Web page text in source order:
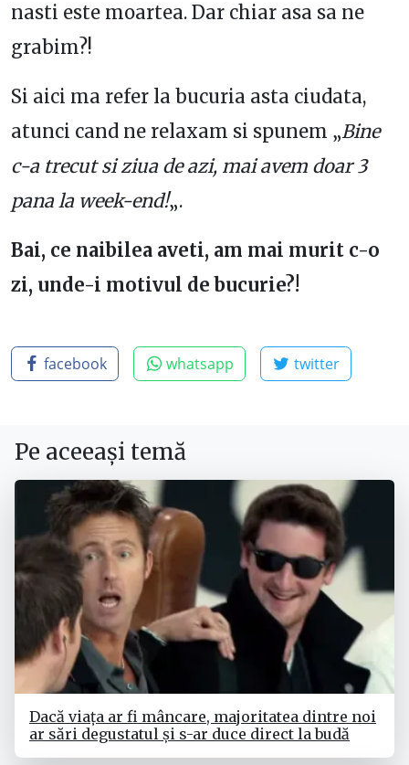
nasti este moartea. Dar chiar asa sa ne
grabim?!
Si aici ma refer la bucuria asta ciudata,
atunci cand ne relaxam si spunem „Bine
c-a trecut si ziua de azi, mai avem doar 3
pana la week-end!„.
Bai, ce naibilea aveti, am mai murit c-o
zi, unde-i motivul de bucurie?!
facebook whatsapp twitter
Pe aceeași temă
Dacă viața ar fi mâncare, majoritatea dintre noi
ar sări degustatul și s-ar duce direct la budă